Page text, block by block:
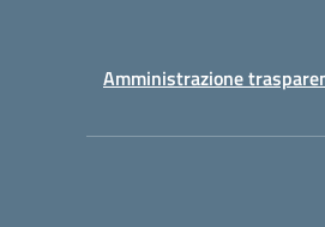
Amministrazione